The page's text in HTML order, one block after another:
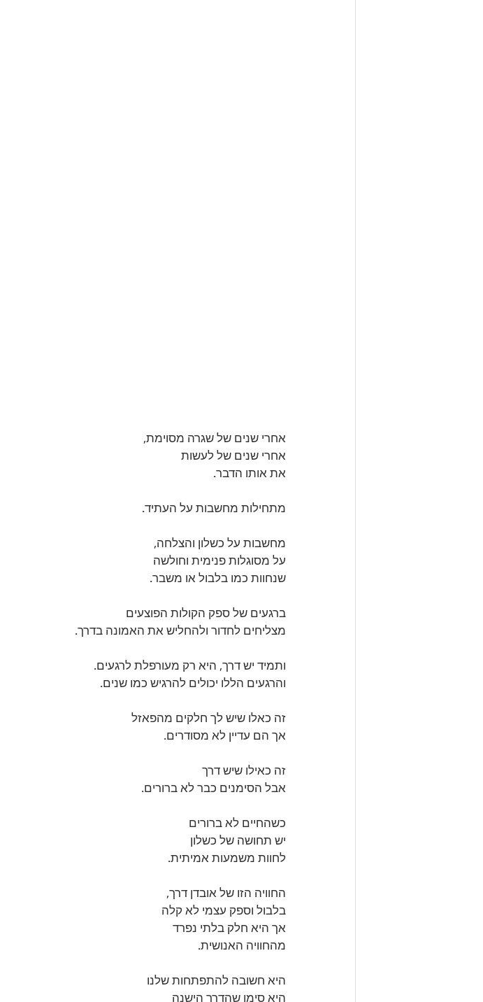
אחרי שנים של שגרה מסוימת,
אחרי שנים של לעשות
את אותו הדבר.
מתחילות מחשבות על העתיד.
מחשבות על כשלון והצלחה,
על מסוגלות פנימית וחולשה
שנחוות כמו בלבול או משבר.
ברגעים של ספק הקולות הפוצעים
מצליחים לחדור ולהחליש את האמונה בדרך.
ותמיד יש דרך, היא רק מעורפלת לרגעים.
והרגעים הללו יכולים להרגיש כמו שנים.
זה כאלו שיש לך חלקים מהפאזל
אך הם עדיין לא מסודרים.
זה כאילו שיש דרך
אבל הסימנים כבר לא ברורים.
כשהחיים לא ברורים
יש תחושה של כשלון
לחוות משמעות אמיתית.
החוויה הזו של אובדן דרך,
בלבול וספק עצמי לא קלה
אך היא חלק בלתי נפרד
מהחוויה האנושית.
היא חשובה להתפתחות שלנו
היא סימן שהדרך הישנה